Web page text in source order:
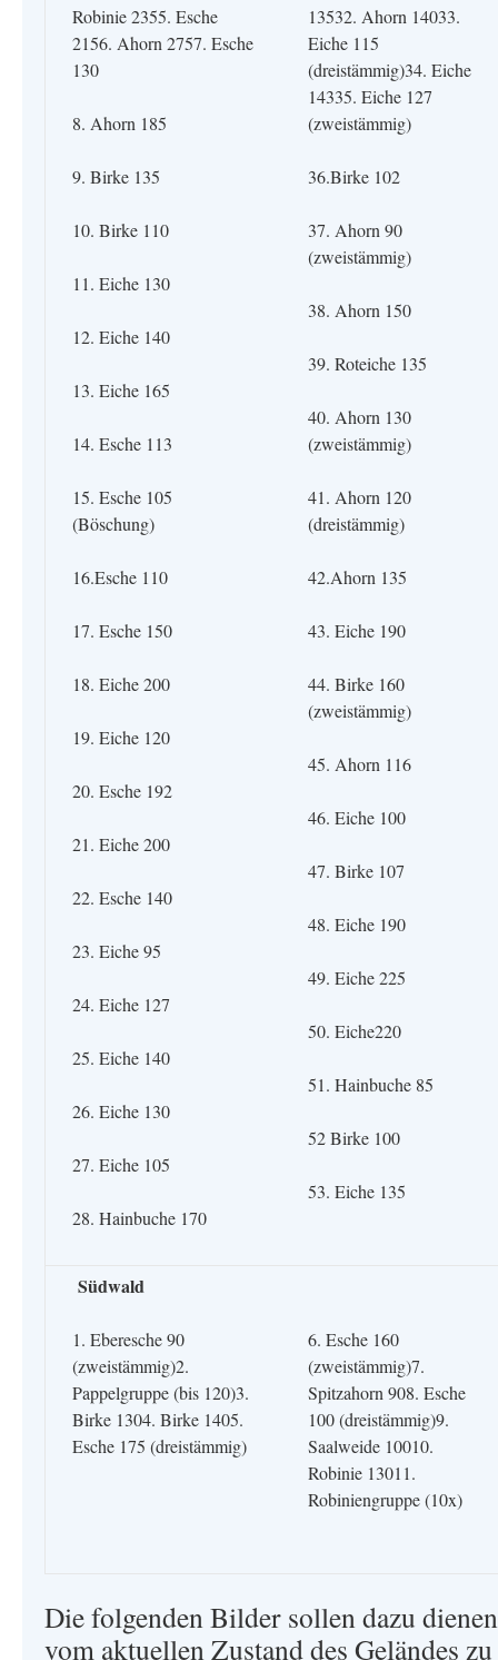
Robinie 2355. Esche
2156. Ahorn 2757. Esche
130
8. Ahorn 185
9. Birke 135
10. Birke 110
11. Eiche 130
12. Eiche 140
13. Eiche 165
14. Esche 113
15. Esche 105
(Böschung)
16.Esche 110
17. Esche 150
18. Eiche 200
19. Eiche 120
20. Esche 192
21. Eiche 200
22. Esche 140
23. Eiche 95
24. Eiche 127
25. Eiche 140
26. Eiche 130
27. Eiche 105
28. Hainbuche 170
13532. Ahorn 14033.
Eiche 115
(dreistämmig)34. Eiche
14335. Eiche 127
(zweistämmig)
36.Birke 102
37. Ahorn 90
(zweistämmig)
38. Ahorn 150
39. Roteiche 135
40. Ahorn 130
(zweistämmig)
41. Ahorn 120
(dreistämmig)
42.Ahorn 135
43. Eiche 190
44. Birke 160
(zweistämmig)
45. Ahorn 116
46. Eiche 100
47. Birke 107
48. Eiche 190
49. Eiche 225
50. Eiche220
51. Hainbuche 85
52 Birke 100
53. Eiche 135
Südwald
1. Eberesche 90
(zweistämmig)2.
Pappelgruppe (bis 120)3.
Birke 1304. Birke 1405.
Esche 175 (dreistämmig)
6. Esche 160
(zweistämmig)7.
Spitzahorn 908. Esche
100 (dreistämmig)9.
Saalweide 10010.
Robinie 13011.
Robiniengruppe (10x)
Die folgenden Bilder sollen dazu
vom aktuellen Zustand des Geländes